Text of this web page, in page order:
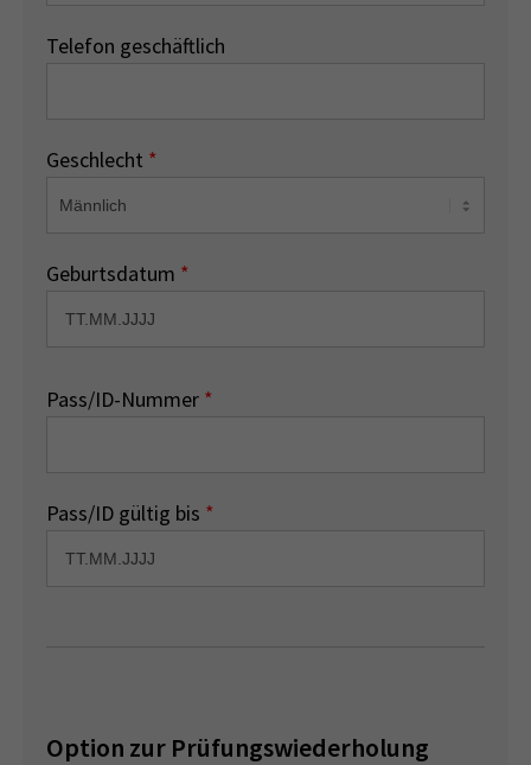
Telefon geschäftlich
Geschlecht *
Geburtsdatum *
Pass/ID-Nummer *
Pass/ID gültig bis *
Option zur Prüfungswiederholung